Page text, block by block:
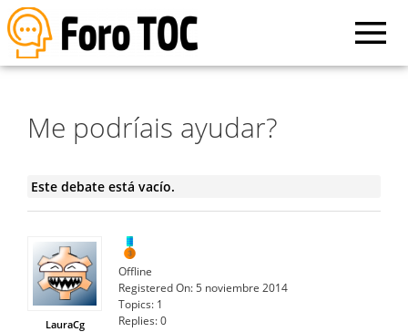
Me podríais ayudar?
Este debate está vacío.
LauraCg
Offline
Registered On:5 noviembre 2014
Topics: 1
Replies:0